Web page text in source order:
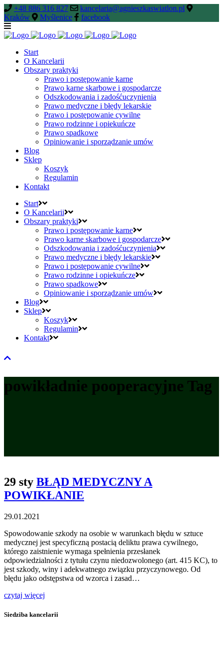
+48 886 316 827
kancelaria@agnieszkaswiatlon.pl
Kraków
Myślenice facebook
Start
O Kancelarii
Obszary praktyki
Prawo i postępowanie karne
Prawo karne skarbowe i gospodarcze
Odszkodowania i zadośćuczynienia
Prawo medyczne i błędy lekarskie
Prawo i postępowanie cywilne
Prawo rodzinne i opiekuńcze
Prawo spadkowe
Opiniowanie i sporządzanie umów
Blog
Sklep
Koszyk
Regulamin
Kontakt
Start
O Kancelarii
Obszary praktyki
Prawo i postępowanie karne
Prawo karne skarbowe i gospodarcze
Odszkodowania i zadośćuczynienia
Prawo medyczne i błędy lekarskie
Prawo i postępowanie cywilne
Prawo rodzinne i opiekuńcze
Prawo spadkowe
Opiniowanie i sporządzanie umów
Blog
Sklep
Koszyk
Regulamin
Kontakt
powikładnie pooperacyjne Tag
29 sty BŁĄD MEDYCZNY A
POWIKŁANIE
29.01.2021
Spowodowanie szkody na osobie w warunkach błędu w sztuce
medycznej jest specyficzną postacią deliktu prawa cywilnego,
którego zaistnienie wymaga spełnienia przesłanek
odpowiedzialności z tytułu czynu niedozwolonego (art. 415 KC), to
jest szkody, winy i adekwatnego związku przyczynowego. Od
błędu jako odstępstwa od wzorca i zasad…
czytaj więcej
Siedziba kancelarii